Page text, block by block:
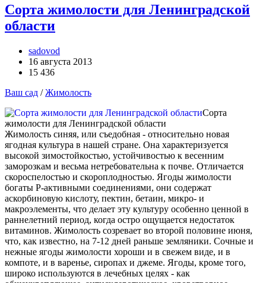
Сорта жимолости для Ленинградской
области
sadovod
16 августа 2013
15 436
Ваш сад /Жимолость
Сорта
жимолости для Ленинградской области
Жимолость синяя, или съедобная - относительно новая
ягодная культура в нашей стране. Она характеризуется
высокой зимостойкостью, устойчивостью к весенним
заморозкам и весьма нетребовательна к почве. Отличается
скороспелостью и скороплодностью. Ягоды жимолости
богаты Р-активными соединениями, они содержат
аскорбиновую кислоту, пектин, бетаин, микро- и
макроэлементы, что делает эту культуру особенно ценной в
раннелетний период, когда остро ощущается недостаток
витаминов. Жимолость созревает во второй половине июня,
что, как известно, на 7-12 дней раньше земляники. Сочные и
нежные ягоды жимолости хороши и в свежем виде, и в
компоте, и в варенье, сиропах и джеме. Ягоды, кроме того,
широко используются в лечебных целях - как